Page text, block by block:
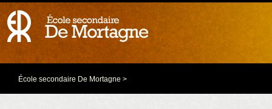
École secondaire De Mortagne >